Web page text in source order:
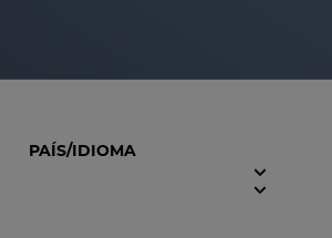
PAÍS/IDIOMA